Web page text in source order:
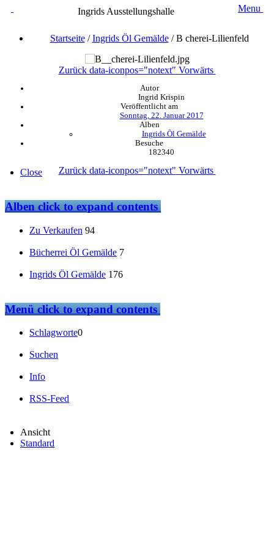
Ingrids Ausstellungshalle Menu
Startseite/Ingrids Öl Gemälde/B cherei-Lilienfeld
Zurück data-iconpos="notext" Vorwärts
Autor
Ingrid Krispin
Veröffentlicht am
Sonntag, 22. Januar 2017
Alben
Ingrids Öl Gemälde
Besuche
182340
Zurück data-iconpos="notext" Vorwärts
Close
Albenclick to expand contents
Zu Verkaufen 94
Bücherrei Öl Gemälde 7
Ingrids Öl Gemälde 176
Menüclick to expand contents
Schlagworte0
Suchen
Info
RSS-Feed
Ansicht
Standard